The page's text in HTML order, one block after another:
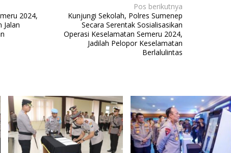
2024,
Jalan
Pos berikutnya
Kunjungi Sekolah, Polres Sumenep
Secara Serentak Sosialisasikan
Operasi Keselamatan Semeru 2024,
Jadilah Pelopor Keselamatan
Berlalulintas